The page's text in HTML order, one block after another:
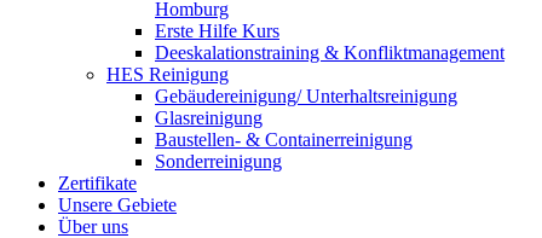
Homburg
Erste Hilfe Kurs
Deeskalationstraining & Konfliktmanagement
HES Reinigung
Gebäudereinigung/ Unterhaltsreinigung
Glasreinigung
Baustellen- & Containerreinigung
Sonderreinigung
Zertifikate
Unsere Gebiete
Über uns